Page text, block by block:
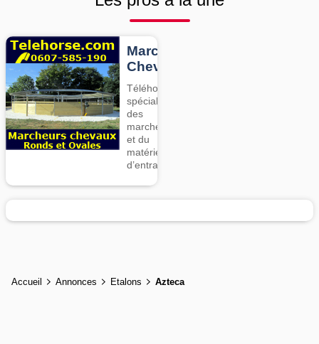
Marcheurs
Chevaux
Téléhorse,
spécialiste
des
marcheurs
et du
matériel
d’entrainement
Accueil Annonces Etalons Azteca